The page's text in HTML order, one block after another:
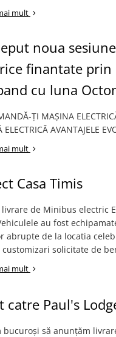
mult
noua
finantate prin
cu luna
ȚI MAȘINA
ELECTRICĂ AVANTAJELE
mult
Casa Timis
livrare de Minibus electric
au fost
abrupte de la locatia
customizari solicitate de
mult
catre Paul's
bucuroși să anunțăm